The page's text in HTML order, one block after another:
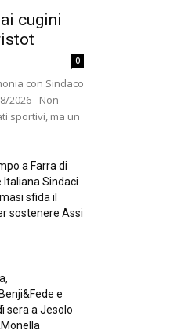
cugini
0
con Sindaco
2026 - Non
sportivi, ma un
a Farra di
Italiana Sindaci
sfida il
sostenere Assi
e
sera a Jesolo